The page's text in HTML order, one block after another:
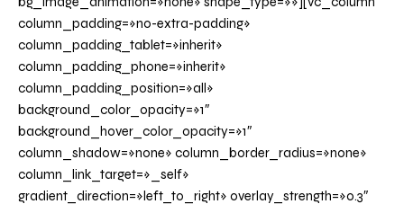
column_padding=»no-extra-padding»
column_padding_tablet=»inherit»
column_padding_phone=»inherit»
column_padding_position=»all»
background_color_opacity=»1″
background_hover_color_opacity=»1″
column_shadow=»none» column_border_radius=»none»
column_link_target=»_self»
gradient_direction=»left_to_right» overlay_strength=»0.3″